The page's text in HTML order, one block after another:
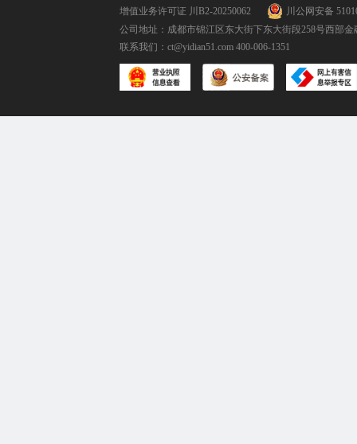
增值业务许可证 川B2-20250062
川公网安备
公司地址：成都市锦江区东大街下东大街段258号西部金
联系我们： ct@yidian51.com 400-006-1351